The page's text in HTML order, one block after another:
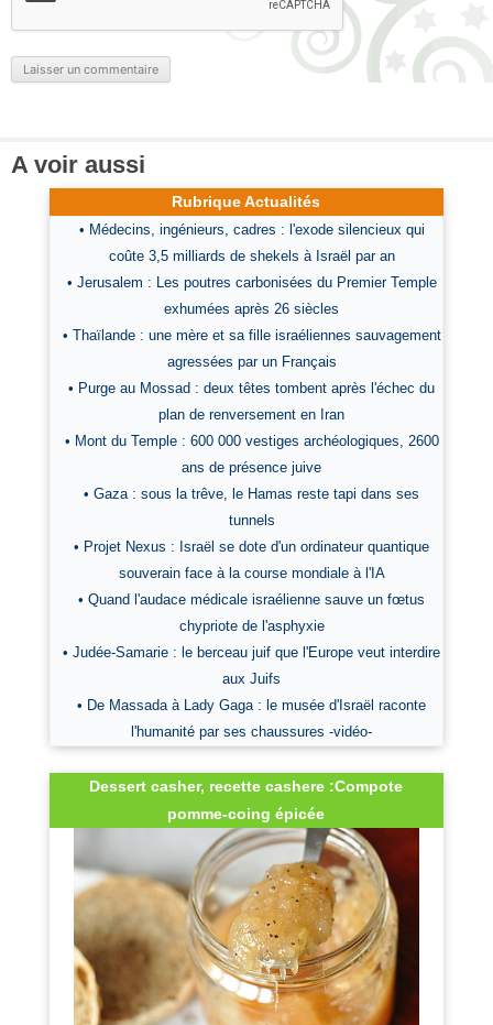
A voir aussi
Rubrique Actualités
• Médecins, ingénieurs, cadres : l'exode silencieux qui
coûte 3,5 milliards de shekels à Israël par an
• Jerusalem : Les poutres carbonisées du Premier Temple
exhumées après 26 siècles
• Thaïlande : une mère et sa fille israéliennes sauvagement
agressées par un Français
• Purge au Mossad : deux têtes tombent après l'échec du
plan de renversement en Iran
• Mont du Temple : 600 000 vestiges archéologiques, 2600
ans de présence juive
• Gaza : sous la trêve, le Hamas reste tapi dans ses
tunnels
• Projet Nexus : Israël se dote d'un ordinateur quantique
souverain face à la course mondiale à l'IA
• Quand l'audace médicale israélienne sauve un fœtus
chypriote de l'asphyxie
• Judée-Samarie : le berceau juif que l'Europe veut interdire
aux Juifs
• De Massada à Lady Gaga : le musée d'Israël raconte
l'humanité par ses chaussures -vidéo-
Dessert casher, recette cashere :Compote
pomme-coing épicée